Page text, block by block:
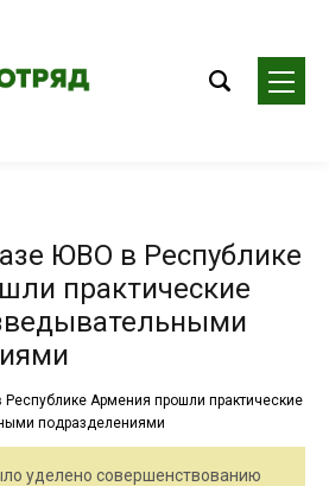
ЮВО в Республике
практические
уделено совершенствованию